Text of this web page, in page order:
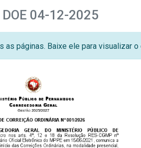
04-12-2025
páginas. Baixe ele para visualizar